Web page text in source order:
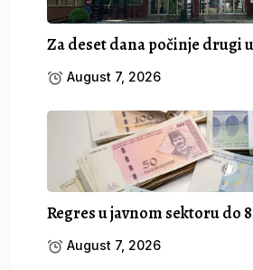
Za deset dana počinje drugi
August 7, 2026
Regres u javnom sektoru do
August 7, 2026